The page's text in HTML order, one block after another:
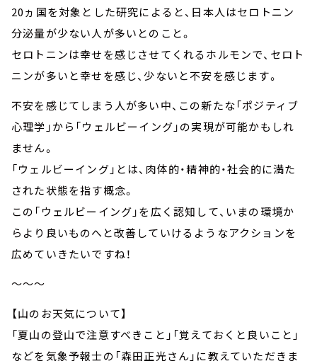
20ヵ国を対象とした研究によると、日本人はセロトニン
分泌量が少ない人が多いとのこと。
セロトニンは幸せを感じさせてくれるホルモンで、セロト
ニンが多いと幸せを感じ、少ないと不安を感じます。
不安を感じてしまう人が多い中、この新たな「ポジティブ
心理学」から「ウェルビーイング」の実現が可能かもしれ
ません。
「ウェルビーイング」とは、肉体的・精神的・社会的に満た
された状態を指す概念。
この「ウェルビーイング」を広く認知して、いまの環境か
らより良いものへと改善していけるようなアクションを
広めていきたいですね！
～～～
【山のお天気について】
「夏山の登山で注意すべきこと」「覚えておくと良いこと」
などを気象予報士の「森田正光さん」に教えていただきま